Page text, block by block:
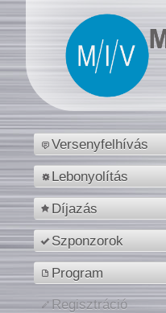
Versenyfelhívás
Lebonyolítás
Díjazás
Szponzorok
Program
Regisztráció